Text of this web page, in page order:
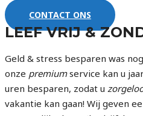
CONTACT ONS
LEEF VRIJ &
Geld & stress besparen was
onze premiumservice kan u
uren besparen, zodat u
vakantie kan gaan! Wij geven